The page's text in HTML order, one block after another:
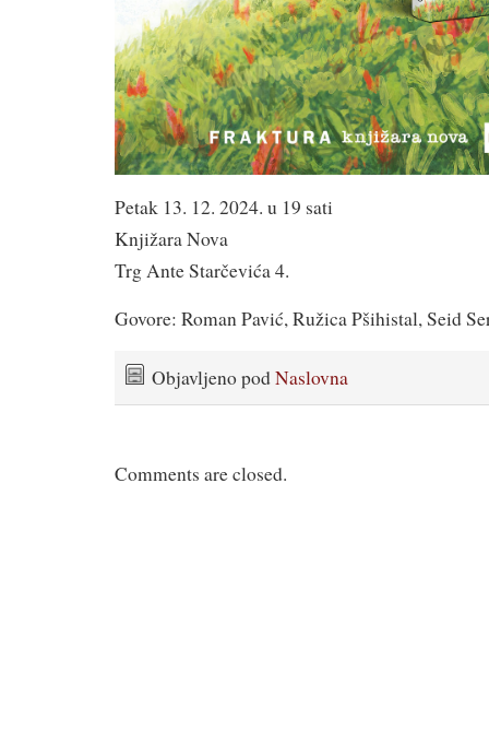
Petak 13. 12. 2024. u 19 sati
Knjižara Nova
Trg Ante Starčevića 4.
Govore: Roman Pavić, Ružica Pšihistal, Seid
Objavljeno podNaslovna
Comments are closed.